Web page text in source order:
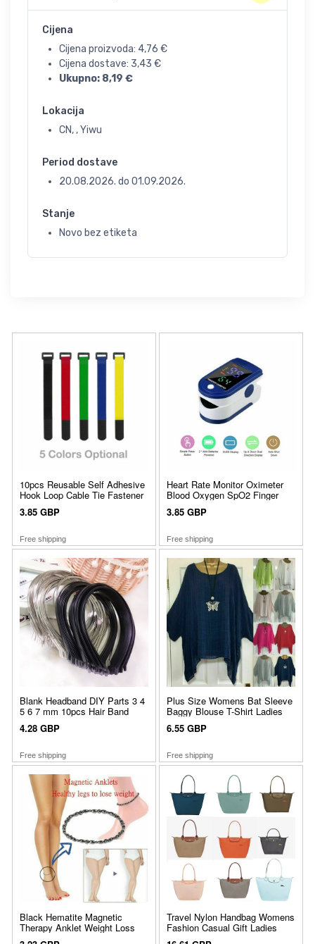
Cijena
Cijena proizvoda: 4,76 €
Cijena dostave: 3,43 €
Ukupno: 8,19 €
Lokacija
CN, , Yiwu
Period dostave
20.08.2026. do 01.09.2026.
Stanje
Novo bez etiketa